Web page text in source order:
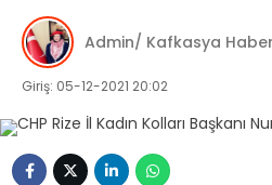
Admin/ Kafkasya Haber
Giriş: 05-12-2021 20:02